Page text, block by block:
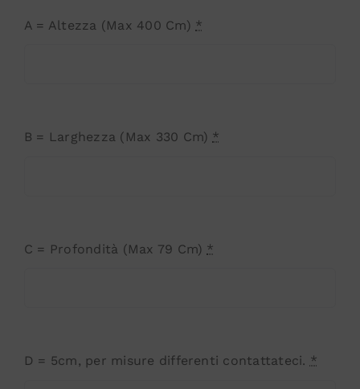
A = Altezza (Max 400 Cm) *
B = Larghezza (Max 330 Cm) *
C = Profondità (Max 79 Cm) *
D = 5cm, per misure differenti contattateci. *